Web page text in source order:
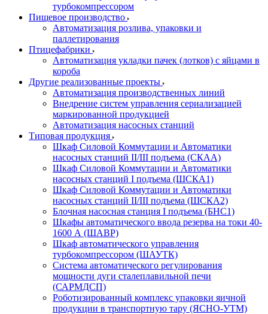
турбокомпрессором
Пищевое производство
Автоматизация розлива, упаковки и
паллетирования
Птицефабрики
Автоматизация укладки пачек (лотков) с яйцами в
короба
Другие реализованные проекты
Автоматизация производственных линий
Внедрение систем управления сериализацией
маркированной продукцией
Автоматизация насосных станций
Типовая продукция
Шкаф Силовой Коммутации и Автоматики
насосных станций II/III подъема (СКАА)
Шкаф Силовой Коммутации и Автоматики
насосных станций I подъема (ШСКА1)
Шкаф Силовой Коммутации и Автоматики
насосных станций II/III подъема (ШСКА2)
Блочная насосная станция I подъема (БНС1)
Шкафы автоматического ввода резерва на токи 40-
1600 А (ШАВР)
Шкаф автоматического управления
турбокомпрессором (ШАУТК)
Система автоматического регулирования
мощности дуги сталеплавильной печи
(САРМДСП)
Роботизированный комплекс упаковки яичной
продукции в транспортную тару (ЯСНО-УТМ)